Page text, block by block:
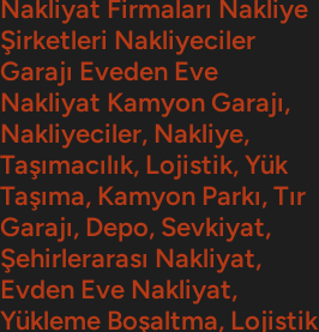
Nakliyat Firmaları Nakliye
Şirketleri Nakliyeciler
Garajı Eveden Eve
Nakliyat Kamyon Garajı,
Nakliyeciler, Nakliye,
Taşımacılık, Lojistik, Yük
Taşıma, Kamyon Parkı, Tır
Garajı, Depo, Sevkiyat,
Şehirlerarası Nakliyat,
Evden Eve Nakliyat,
Yükleme Boşaltma, Lojistik